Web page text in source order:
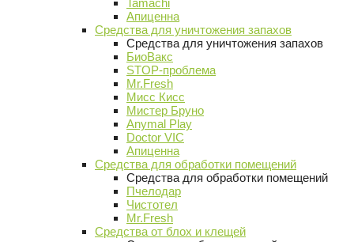
Tamachi
Апиценна
Средства для уничтожения запахов
Средства для уничтожения запахов
БиоВакс
STOP-проблема
Mr.Fresh
Мисс Кисс
Мистер Бруно
Anymal Play
Doctor VIC
Апиценна
Средства для обработки помещений
Средства для обработки помещений
Пчелодар
Чистотел
Mr.Fresh
Средства от блох и клещей